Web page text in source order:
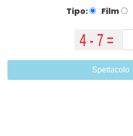
Tipo: Film
Spettacolo